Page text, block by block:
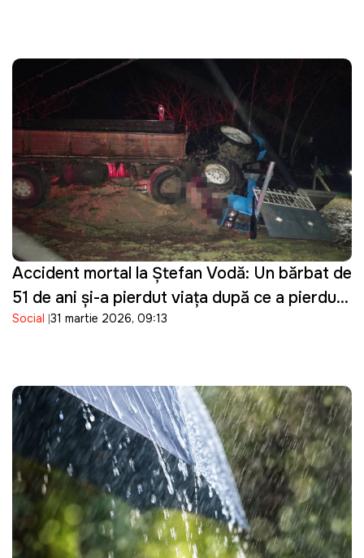
Accident mortal la Ștefan Vodă: Un bărbat de
51 de ani și-a pierdut viața după ce a pierdut
controlul asupra tractorului pe care îl
Social 31 martie 2026, 09:13